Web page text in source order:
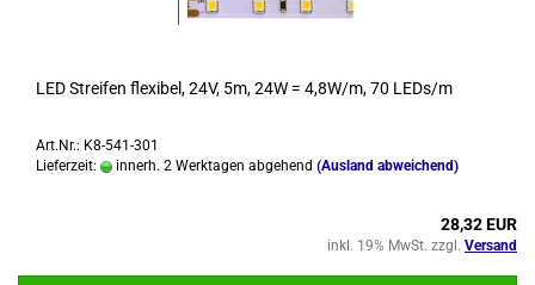
LED Strei­fen fle­xi­bel, 24V, 5m, 24W = 4,8W/m, 70 LEDs/m
Art.Nr.: K8-541-301
Lieferzeit:
innerh. 2 Werktagen abgehend (Ausland abweichend)
28,32 EUR
inkl. 19% MwSt. zzgl. Versand